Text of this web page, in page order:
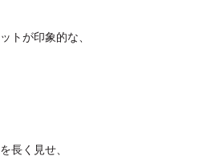
トが印象的な、
長く見せ、